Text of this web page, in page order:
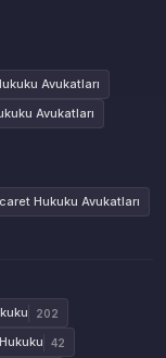
Avukatları
Avukatları
Hukuku Avukatları
202
42